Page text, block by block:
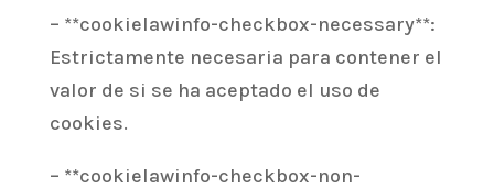
– **cookielawinfo-checkbox-necessary**:
Estrictamente necesaria para contener el
valor de si se ha aceptado el uso de
cookies.
– **cookielawinfo-checkbox-non-